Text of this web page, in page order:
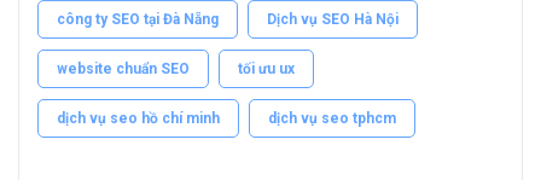
công ty SEO tại Đà Nẵng Dịch vụ SEO Hà Nội
website chuẩn SEO tối ưu ux
dịch vụ seo hồ chí minh dịch vụ seo tphcm